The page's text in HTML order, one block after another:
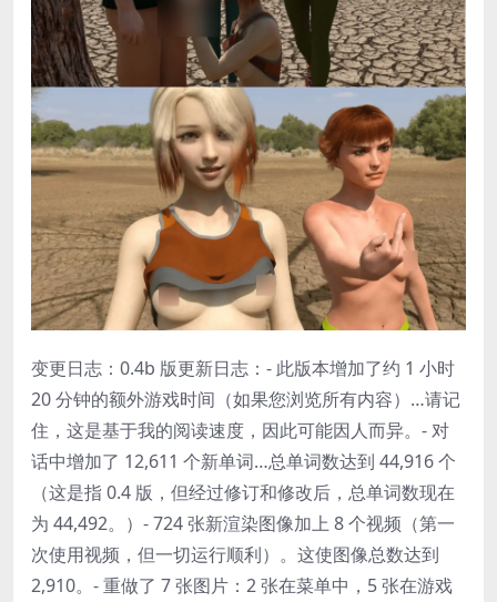
变更日志：0.4b 版更新日志：- 此版本增加了约 1 小时
20 分钟的额外游戏时间（如果您浏览所有内容）…请记
住，这是基于我的阅读速度，因此可能因人而异。- 对
话中增加了 12,611 个新单词…总单词数达到 44,916 个
（这是指 0.4 版，但经过修订和修改后，总单词数现在
为 44,492。）- 724 张新渲染图像加上 8 个视频（第一
次使用视频，但一切运行顺利）。这使图像总数达到
2,910。- 重做了 7 张图片：2 张在菜单中，5 张在游戏